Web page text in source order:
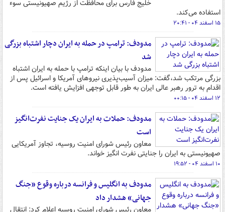
خلیج فارس برای محافظت از رژیم صهیونیستی سوء
استفاده می‌کند.
۱۵ اسفند ۰۴ - ۲۰:۴۱
مدودف: ترامپ در حمله به ایران دچار اشتباه بزرگی
شد
مدودف با بیان اینکه ترامپ با حمله به ایران اشتباه
بزرگی مرتکب شد،گفت:‌ میزان آسیب‌پذیری نیروهای آمریکا و اسرائیل پس از
اقدام به ترور رهبر عالی ایران به طور قابل توجهی افزایش یافته است.
۱۲ اسفند ۰۴ - ۰۰:۱۵
مدودف: حملات به ایران یک جنایت نفرت‌انگیز
است
معاون رئیس شورای امنیت روسیه، تجاوز آمریکایی
صهیونیستی به ایران را جنایتی نفرت انگیز خواند.
۱۰ اسفند ۰۴ - ۱۹:۵۲
مدودف به انگلیس و فرانسه درباره وقوع «جنگ
جهانی» هشدار داد
معاون رئیس شورای امنیت روسیه اعلام کرد: انتقال